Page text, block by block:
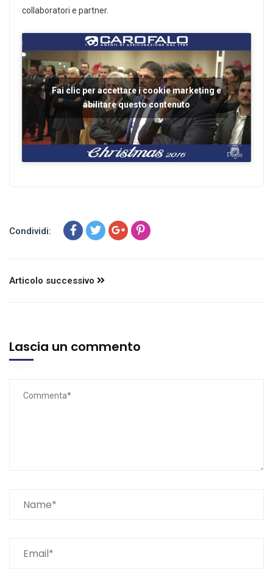
collaboratori e partner.
Fai clic per accettare i cookie marketing e
abilitare questo contenuto
Condividi:
Articolo successivo
Lascia un commento